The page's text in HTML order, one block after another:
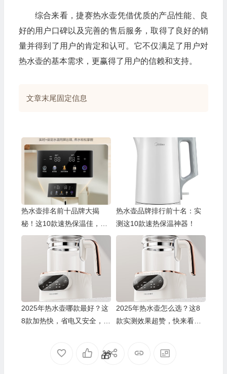
综合来看，捷赛热水壶凭借优质的产品性能、良
好的用户口碑以及完善的售后服务，取得了良好的销
量并得到了用户的肯定和认可。它不仅满足了用户对
热水壶的基本需求，更赢得了用户的信赖和支持。
文章末尾固定信息
热水壶排名前十品牌大揭
秘！这10款速热保温佳，速
来围观！
热水壶品牌排行前十名：实
测这10款速热保温神器！
2025年热水壶哪款最好？这
8款加热快，省电又安全，妈
2025年热水壶怎么选？这8
款实测效果超赞，快来看看
🎁